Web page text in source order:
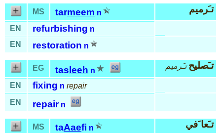
MS tarmeem n تـَرميم
EN refurbishing n
EN
restoration n
EG tas leeh n تـَصليح تـَرميم
EN fixing n repair
EN
repair n
MS taAaefi n تـَعا َفي